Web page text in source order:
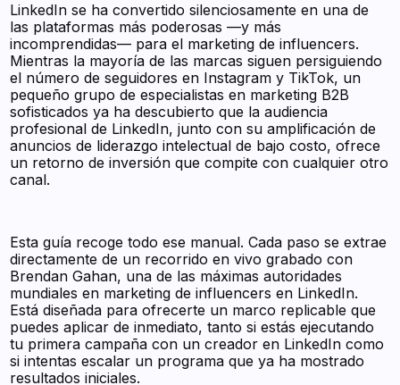
LinkedIn se ha convertido silenciosamente en una de
las plataformas más poderosas —y más
incomprendidas— para el marketing de influencers.
Mientras la mayoría de las marcas siguen persiguiendo
el número de seguidores en Instagram y TikTok, un
pequeño grupo de especialistas en marketing B2B
sofisticados ya ha descubierto que la audiencia
profesional de LinkedIn, junto con su amplificación de
anuncios de liderazgo intelectual de bajo costo, ofrece
un retorno de inversión que compite con cualquier otro
canal.
Esta guía recoge todo ese manual. Cada paso se extrae
directamente de un recorrido en vivo grabado con
Brendan Gahan, una de las máximas autoridades
mundiales en marketing de influencers en LinkedIn.
Está diseñada para ofrecerte un marco replicable que
puedes aplicar de inmediato, tanto si estás ejecutando
tu primera campaña con un creador en LinkedIn como
si intentas escalar un programa que ya ha mostrado
resultados iniciales.